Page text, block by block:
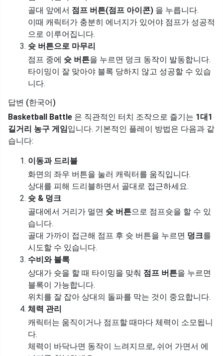
골대 앞에서 점프 버튼(점프 아이콘) 을 누릅니다.
이때 캐릭터가 충분히 에너지가 있어야 점프가 성공적
으로 이루어집니다.
슛 버튼으로 마무리
점프 중에 슛 버튼을 누르면 덩크 동작이 발동합니다.
타이밍이 잘 맞아야 블록 당하지 않고 성공할 수 있습
니다.
답변 (한국어)
Basketball Battle 은 직관적인 터치 조작으로 즐기는 1대1
길거리 농구 게임입니다. 기본적인 플레이 방법은 다음과 같
습니다:
이동과 드리블
화면의 좌우 버튼을 눌러 캐릭터를 움직입니다.
상대를 피해 드리블하면서 골대로 접근하세요.
슛 & 덩크
골대에서 거리가 멀면 슛 버튼으로 점프슛을 할 수 있
습니다.
골대 가까이 접근해 점프 후 슛 버튼을 누르면 덩크를
시도할 수 있습니다.
수비와 블록
상대가 슛을 할 때 타이밍을 맞춰 점프 버튼을 누르면
블록이 가능합니다.
위치를 잘 잡아 상대의 돌파를 막는 것이 중요합니다.
체력 관리
캐릭터는 움직이거나 점프할 때마다 체력이 소모됩니
다.
체력이 바닥나면 동작이 느려지므로, 쉬어 가면서 에